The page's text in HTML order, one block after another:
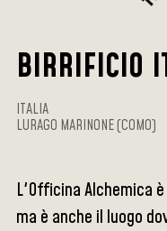
BIRRIFICIO
ITALIA
LURAGO MARINONE (COMO)
L'Officina Alchemica
ma è anche il luogo